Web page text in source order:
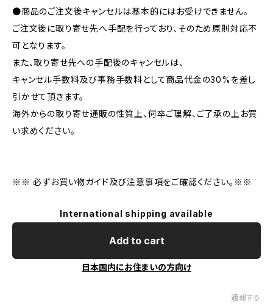
●商品のご注文後キャンセルは基本的にはお受けできません。
ご注文後に取り寄せ先へ手配を行っており、そのため原則対応不
可となります。
また、取り寄せ先への手配後のキャンセルは、
キャンセル手数料及び事務手数料として商品代金の30%を差し
引かせて頂きます。
海外からの取り寄せ通販の性質上、何卒ご理解、ご了承の上お買
い求めください。
※※ 必ずお買い物ガイド及び注意事項をご確認ください。※※
International shipping available
Add to cart
日本国内にお住まいの方向け
通報する